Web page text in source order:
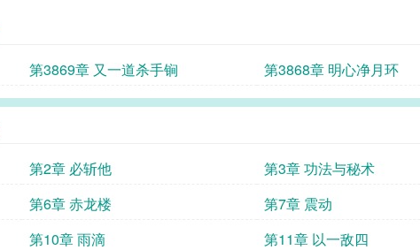
第3869章 又一道杀手锏 第3868章 明心净月环
第2章 必斩他 第3章 功法与秘术
第6章 赤龙楼 第7章 震动
第10章 雨滴 第11章 以一敌四